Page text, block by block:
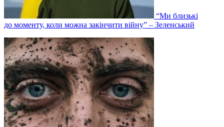
“Ми близькі
до моменту, коли можна закінчити війну” – Зеленський